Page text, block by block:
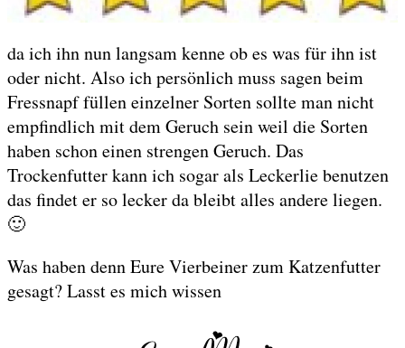
da ich ihn nun langsam kenne ob es was für ihn ist
oder nicht. Also ich persönlich muss sagen beim
Fressnapf füllen einzelner Sorten sollte man nicht
empfindlich mit dem Geruch sein weil die Sorten
haben schon einen strengen Geruch. Das
Trockenfutter kann ich sogar als Leckerlie benutzen
das findet er so lecker da bleibt alles andere liegen.
🙂
Was haben denn Eure Vierbeiner zum Katzenfutter
gesagt? Lasst es mich wissen